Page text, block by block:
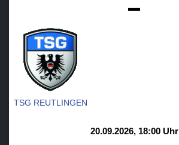
-
TSG REUTLINGEN
20.09.2026, 18:00 Uhr